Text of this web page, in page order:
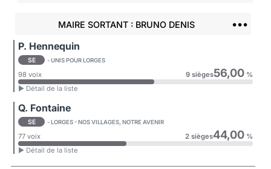
MAIRE SORTANT : BRUNO DENIS •••
P. Hennequin
SE - UNIS POUR LORGES
98 voix 9 sièges56,00%
► Détail de la liste
Q. Fontaine
SE - LORGES - NOS VILLAGES, NOTRE AVENIR
77 voix 2 sièges44,00%
► Détail de la liste